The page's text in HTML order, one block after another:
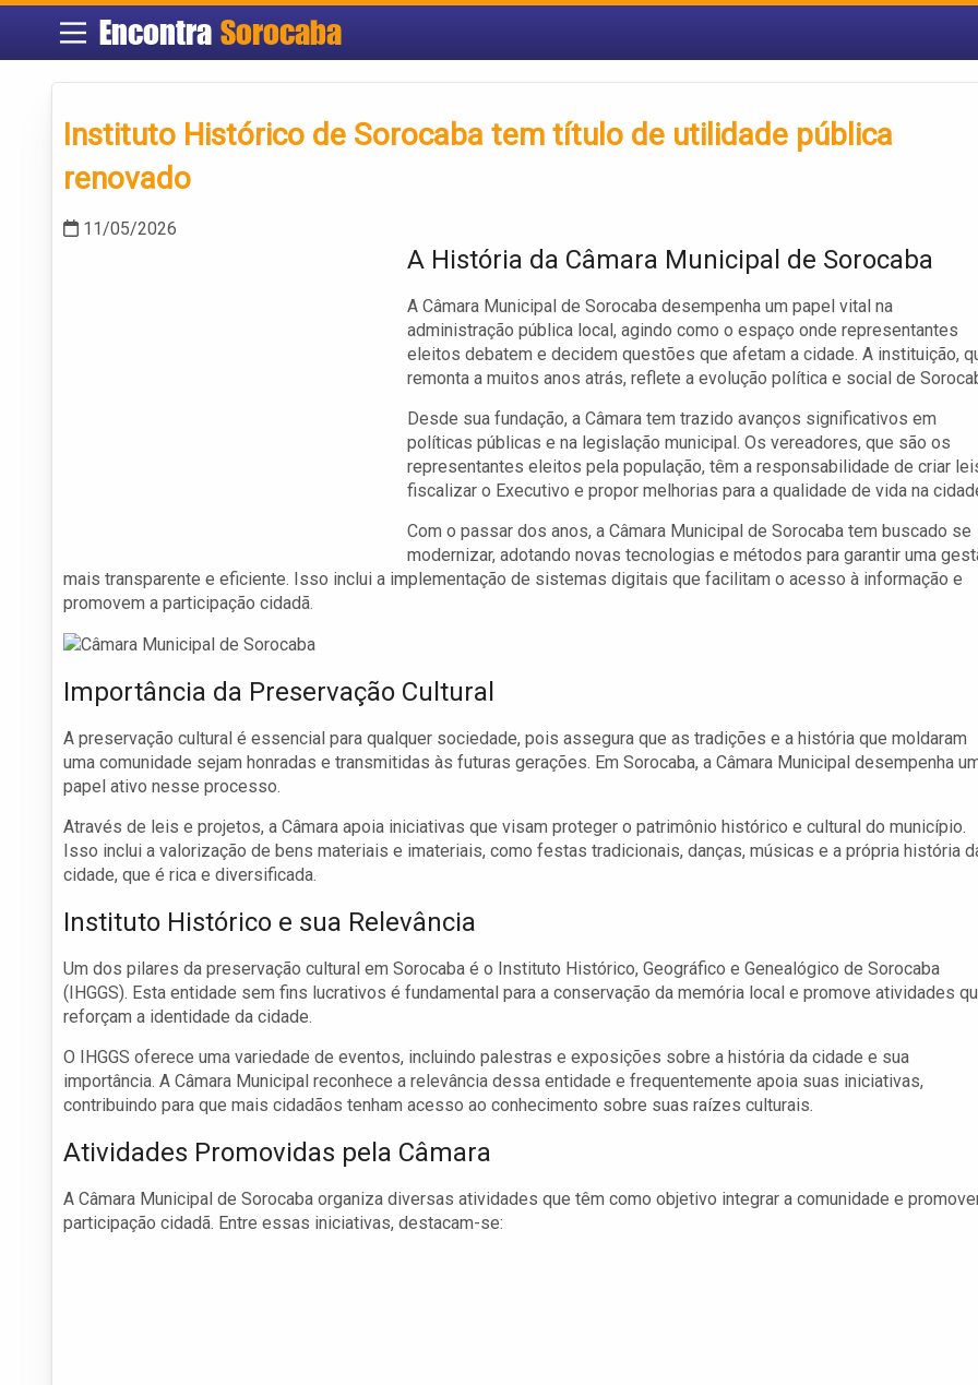
Encontra Sorocaba
Instituto Histórico de Sorocaba tem título de utilidade pública
renovado
11/05/2026
A História da Câmara Municipal de Sorocaba
A Câmara Municipal de Sorocaba desempenha um papel vital na
administração pública local, agindo como o espaço onde representantes
eleitos debatem e decidem questões que afetam a cidade. A instituição,
remonta a muitos anos atrás, reflete a evolução política e social de
Desde sua fundação, a Câmara tem trazido avanços significativos em
políticas públicas e na legislação municipal. Os vereadores, que são os
representantes eleitos pela população, têm a responsabilidade de criar
fiscalizar o Executivo e propor melhorias para a qualidade de vida na
Com o passar dos anos, a Câmara Municipal de Sorocaba tem buscado se
modernizar, adotando novas tecnologias e métodos para garantir uma
mais transparente e eficiente. Isso inclui a implementação de sistemas digitais que facilitam o acesso à informação e
promovem a participação cidadã.
Importância da Preservação Cultural
A preservação cultural é essencial para qualquer sociedade, pois assegura que as tradições e a história que moldaram
uma comunidade sejam honradas e transmitidas às futuras gerações. Em Sorocaba, a Câmara Municipal desempenha
papel ativo nesse processo.
Através de leis e projetos, a Câmara apoia iniciativas que visam proteger o patrimônio histórico e cultural do município.
Isso inclui a valorização de bens materiais e imateriais, como festas tradicionais, danças, músicas e a própria história
cidade, que é rica e diversificada.
Instituto Histórico e sua Relevância
Um dos pilares da preservação cultural em Sorocaba é o Instituto Histórico, Geográfico e Genealógico de Sorocaba
(IHGGS). Esta entidade sem fins lucrativos é fundamental para a conservação da memória local e promove atividades
reforçam a identidade da cidade.
O IHGGS oferece uma variedade de eventos, incluindo palestras e exposições sobre a história da cidade e sua
importância. A Câmara Municipal reconhece a relevância dessa entidade e frequentemente apoia suas iniciativas,
contribuindo para que mais cidadãos tenham acesso ao conhecimento sobre suas raízes culturais.
Atividades Promovidas pela Câmara
A Câmara Municipal de Sorocaba organiza diversas atividades que têm como objetivo integrar a comunidade e
participação cidadã. Entre essas iniciativas, destacam-se: